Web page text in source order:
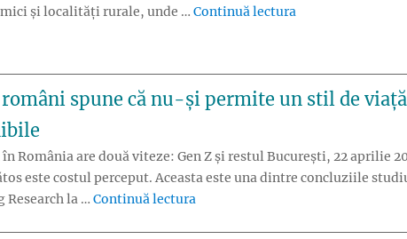
și localități rurale, unde … Continuă lectura
români spune că nu-și permite un stil de
România are două viteze: Gen Z și restul București, 22
este costul perceput. Aceasta este una dintre concluziile
Research la … Continuă lectura